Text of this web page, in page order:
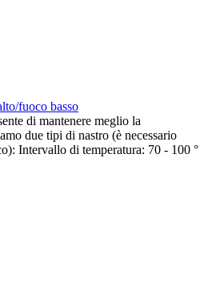
fuoco basso
di mantenere meglio la
due tipi di nastro (è necessario
Intervallo di temperatura: 70 - 100 °